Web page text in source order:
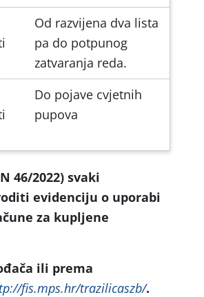
Od razvijena dva lista
pa do potpunog
zatvaranja reda.
Do pojave cvjetnih
pupova
46/2022) svaki
evidenciju o uporabi
za kupljene
ili prema
fis.mps.hr/trazilicaszb/.